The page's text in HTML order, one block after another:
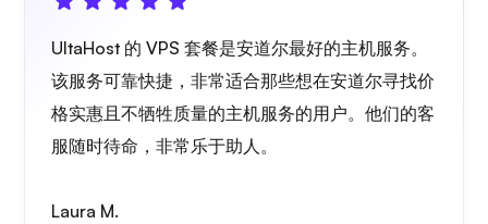
Plex
UltaHost 的 VPS 套餐是安道尔最好的主机服务。
该服务可靠快捷，非常适合那些想在安道尔寻找价
格实惠且不牺牲质量的主机服务的用户。他们的客
服随时待命，非常乐于助人。
Laura M.